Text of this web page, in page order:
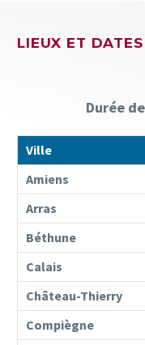
LIEUX ET
Durée
Ville
Amiens
Arras
Béthune
Calais
Château-Thierry
Compiègne